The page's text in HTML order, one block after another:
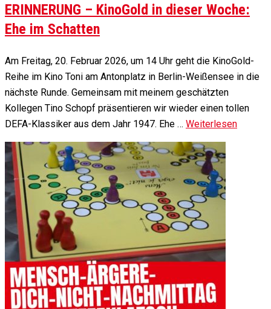
ERINNERUNG – KinoGold in dieser Woche:
Ehe im Schatten
Am Freitag, 20. Februar 2026, um 14 Uhr geht die KinoGold-
Reihe im Kino Toni am Antonplatz in Berlin-Weißensee in die
nächste Runde. Gemeinsam mit meinem geschätzten
Kollegen Tino Schopf präsentieren wir wieder einen tollen
DEFA-Klassiker aus dem Jahr 1947. Ehe … Weiterlesen